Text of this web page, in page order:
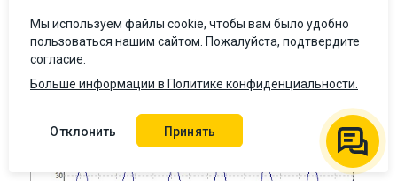
Частота сигнала 16 МГц, заданная амплитуда 2,5 В.
Мы используем файлы cookie, чтобы вам было удобно
пользоваться нашим сайтом. Пожалуйста, подтвердите
согласие.
Больше информации в Политике конфиденциальности.
Отклонить Принять